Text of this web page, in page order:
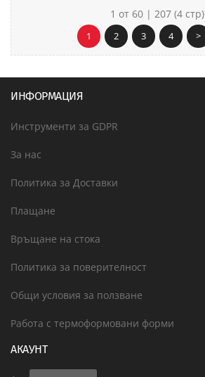
1 от 60 | 207 (4 стр)
1 2 3 4 >
ИНФОРМАЦИЯ
Инструменти за GDPR
За нас
Политика за Доставки
Плащане
Връщане на стока
Политика за поверителност
Общи условия за ползване
Работа с термоформовани форми
АКАУНТ